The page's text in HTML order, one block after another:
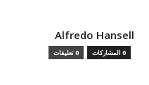
Alfredo Hansell
0 المشاركات 0 تعليقات